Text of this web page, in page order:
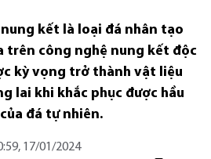
kết là loại đá nhân tạo
trên công nghệ nung kết độc
kỳ vọng trở thành vật liệu
lai khi khắc phục được hầu
đá tự nhiên.
17/01/2024